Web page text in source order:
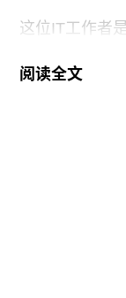
这位IT工作者
色，最近这部
阅读全文